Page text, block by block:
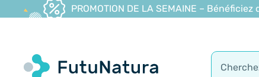
PROMOTION DE LA SEMAINE –